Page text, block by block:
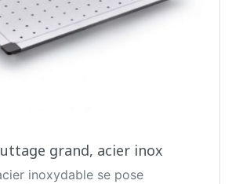
grand, acier inox
inoxydable se pose